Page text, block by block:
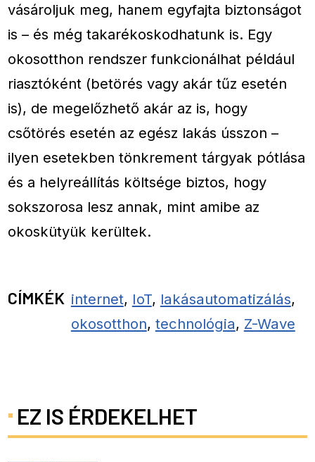
vásároljuk meg, hanem egyfajta biztonságot
is – és még takarékoskodhatunk is. Egy
okosotthon rendszer funkcionálhat például
riasztóként (betörés vagy akár tűz esetén
is), de megelőzhető akár az is, hogy
csőtörés esetén az egész lakás ússzon –
ilyen esetekben tönkrement tárgyak pótlása
és a helyreállítás költsége biztos, hogy
sokszorosa lesz annak, mint amibe az
okoskütyük kerültek.
CÍMKÉK internet, IoT, lakásautomatizálás,
okosotthon, technológia, Z-Wave
EZ IS ÉRDEKELHET